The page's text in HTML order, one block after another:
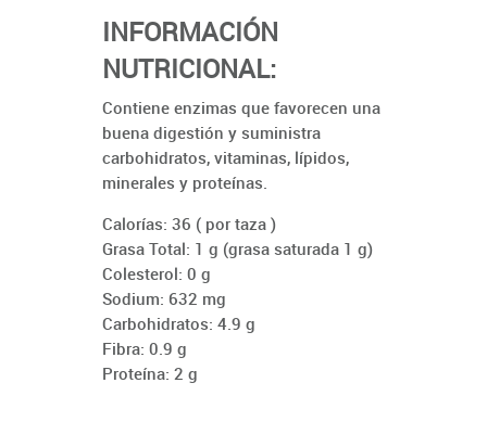
INFORMACIÓN
NUTRICIONAL:
Contiene enzimas que favorecen una
buena digestión y suministra
carbohidratos, vitaminas, lípidos,
minerales y proteínas.
Calorías: 36 ( por taza )
Grasa Total: 1 g (grasa saturada 1 g)
Colesterol: 0 g
Sodium: 632 mg
Carbohidratos: 4.9 g
Fibra: 0.9 g
Proteína: 2 g